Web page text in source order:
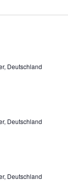
Deutschland
Deutschland
Deutschland